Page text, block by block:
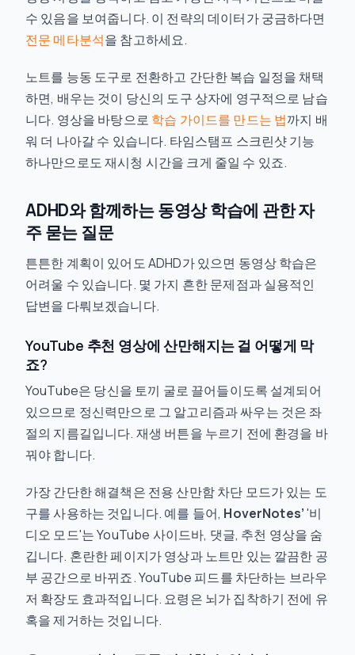
수 있음을 보여줍니다. 이 전략의 데이터가 궁금하다면
전문 메타분석을 참고하세요.
노트를 능동 도구로 전환하고 간단한 복습 일정을 채택
하면, 배우는 것이 당신의 도구 상자에 영구적으로 남습
니다. 영상을 바탕으로 학습 가이드를 만드는 법까지 배
워 더 나아갈 수 있습니다. 타임스탬프 스크린샷 기능
하나만으로도 재시청 시간을 크게 줄일 수 있죠.
ADHD와 함께하는 동영상 학습에 관한 자
주 묻는 질문
튼튼한 계획이 있어도 ADHD가 있으면 동영상 학습은
어려울 수 있습니다. 몇 가지 흔한 문제점과 실용적인
답변을 다뤄보겠습니다.
YouTube 추천 영상에 산만해지는 걸 어떻게 막
죠?
YouTube은 당신을 토끼 굴로 끌어들이도록 설계되어
있으므로 정신력만으로 그 알고리즘과 싸우는 것은 좌
절의 지름길입니다. 재생 버튼을 누르기 전에 환경을 바
꿔야 합니다.
가장 간단한 해결책은 전용 산만함 차단 모드가 있는 도
구를 사용하는 것입니다. 예를 들어, HoverNotes’'비
디오 모드'는 YouTube 사이드바, 댓글, 추천 영상을 숨
깁니다. 혼란한 페이지가 영상과 노트만 있는 깔끔한 공
부 공간으로 바뀌죠. YouTube 피드를 차단하는 브라우
저 확장도 효과적입니다. 요령은 뇌가 집착하기 전에 유
혹을 제거하는 것입니다.